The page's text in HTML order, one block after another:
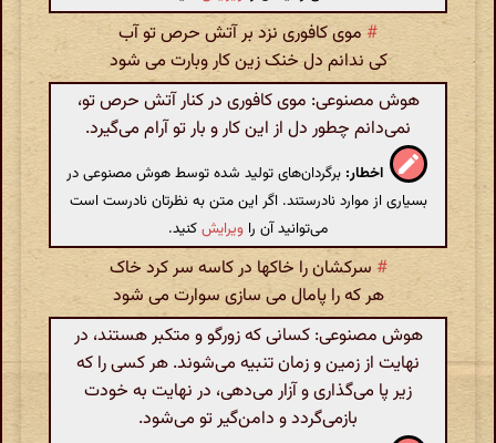
# موی کافوری نزد بر آتش حرص تو آب
کی ندانم دل خنک زین کار وبارت می شود
هوش مصنوعی: موی کافوری در کنار آتش حرص تو،
نمی‌دانم چطور دل از این کار و بار تو آرام می‌گیرد.
اخطار: برگردان‌های تولید شده توسط هوش مصنوعی در
بسیاری از موارد نادرستند. اگر این متن به نظرتان نادرست است
می‌توانید آن را ویرایشکنید.
# سرکشان را خاکها در کاسه سر کرد خاک
هر که را پامال می سازی سوارت می شود
هوش مصنوعی: کسانی که زورگو و متکبر هستند، در
نهایت از زمین و زمان تنبیه می‌شوند. هر کسی را که
زیر پا می‌گذاری و آزار می‌دهی، در نهایت به خودت
بازمی‌گردد و دامن‌گیر تو می‌شود.